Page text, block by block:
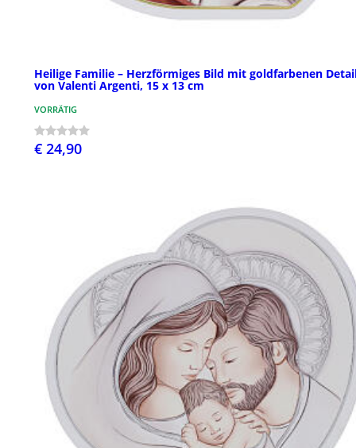
Heilige Familie – Herzförmiges Bild mit goldfarbenen
von Valenti Argenti, 15 x 13 cm
VORRÄTIG
€ 24,90